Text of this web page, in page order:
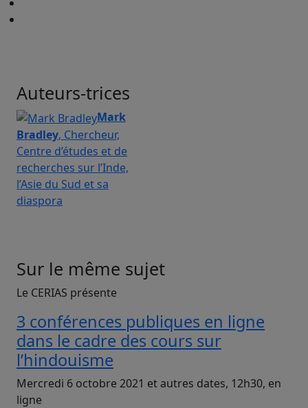
Auteurs-trices
Mark
Bradley, Chercheur,
Centre d’études et de
recherches sur l’Inde,
l’Asie du Sud et sa
diaspora
Sur le même sujet
Le CERIAS présente
3 conférences publiques en ligne
dans le cadre des cours sur
l’hindouisme
Mercredi 6 octobre 2021 et autres dates, 12h30, en
ligne